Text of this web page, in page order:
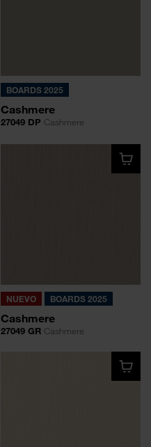
BOARDS 2025
Cashmere
27049 DP Cashmere
NUEVO BOARDS 2025
Cashmere
27049 GRCashmere